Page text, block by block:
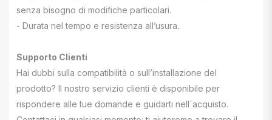
senza bisogno di modifiche particolari.
- Durata nel tempo e resistenza all’usura.
Supporto Clienti
Hai dubbi sulla compatibilità o sull’installazione del
prodotto? Il nostro servizio clienti è disponibile per
rispondere alle tue domande e guidarti nell`acquisto.